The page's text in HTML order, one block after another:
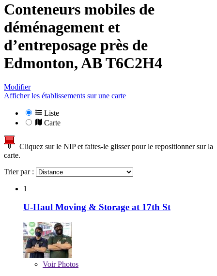
Conteneurs mobiles de
déménagement et
d’entreposage près de
Edmonton, AB T6C2H4
Modifier
Afficher les établissements sur une carte
Liste
Carte
Cliquez sur le NIP et faites-le glisser pour le repositionner sur la
carte.
Trier par :
1
U-Haul Moving & Storage at 17th St
VoirPhotos